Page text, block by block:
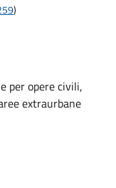
)
per opere civili,
extraurbane